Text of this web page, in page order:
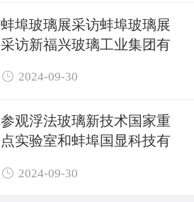
蚌埠玻璃展采访蚌埠玻璃展
采访新福兴玻璃工业集团有
 2024-09-30
参观浮法玻璃新技术国家重
点实验室和蚌埠国显科技有
 2024-09-30